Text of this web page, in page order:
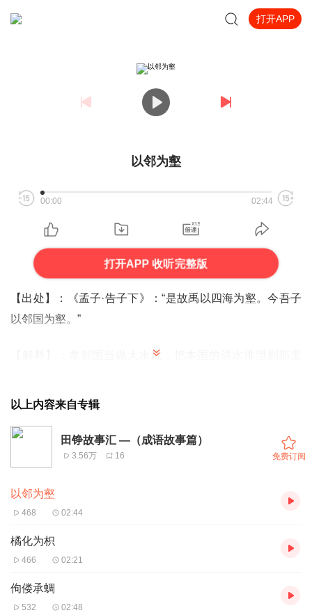
打开APP
以邻为壑
00:00 02:44
打开APP 收听完整版
【出处】：《孟子·告子下》：“是故禹以四海为壑。今吾子
以邻国为壑。”
【解释】：拿邻国当做大水坑，把本国的洪水排泄到那里
以上内容来自专辑
田铮故事汇 —（成语故事篇）
3.56万 16 免费订阅
以邻为壑
468 02:44
橘化为枳
466 02:21
佝偻承蜩
532 02:48